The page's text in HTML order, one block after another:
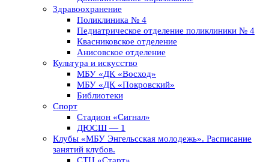
Здравоохранение
Поликлиника № 4
Педиатрическое отделение поликлиники № 4
Квасниковское отделение
Анисовское отделение
Культура и искусство
МБУ «ДК «Восход»
МБУ «ДК «Покровский»
Библиотеки
Спорт
Стадион «Сигнал»
ДЮСШ — 1
Клубы «МБУ Энгельсская молодежь». Расписание
занятий клубов.